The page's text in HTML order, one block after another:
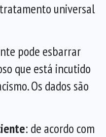
universal
pode esbarrar
que está incutido
Os dados são
: de acordo com